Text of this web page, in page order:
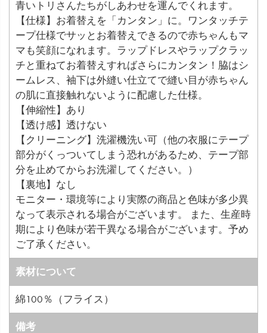
青いトリさんたちがしあわせを運んでくれます。
【仕様】お着替えを「カンタン」に。ワンタッチテ
ープ仕様でサッとお着替えできるので赤ちゃんもマ
マも笑顔になれます。ラップドレスやラップクラッ
チと重ねてお着替えすればさらにカンタン！脇はシ
ームレス、袖下は外縫い仕立てで縫い目が赤ちゃん
の肌に直接触れないように配慮した仕様。
【伸縮性】あり
【透け感】透けない
【クリーニング】洗濯機洗い可（他の衣服にテープ
部分がくっついてしまう恐れがあるため、テープ部
分を止めてからお洗濯してください。）
【裏地】なし
モニター・環境等により実際の商品と色味が多少異
なって表示される場合がございます。 また、生産時
期により色味が若干異なる場合がございます。予め
ご了承ください。
素材について
綿100％（フライス）
備考